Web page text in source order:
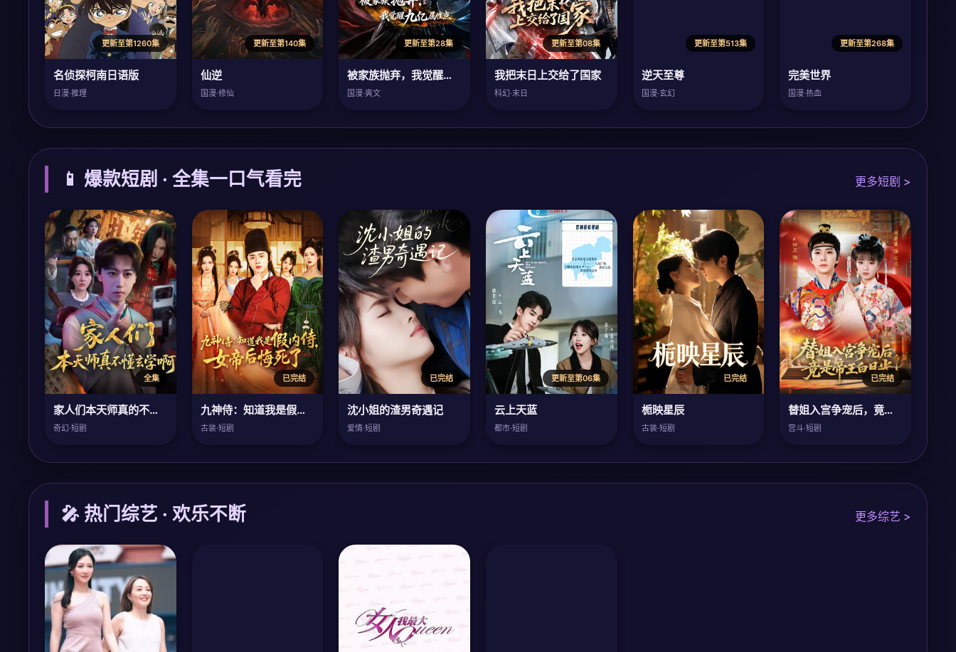
更新至第1260集
名侦探柯南日语版
日漫·推理
更新至第140集
仙逆
国漫·修仙
更新至第28集
被家族抛弃，我觉醒九亿属性点
国漫·爽文
更新至第08集
我把末日上交给了国家
科幻·末日
更新至第513集
逆天至尊
国漫·玄幻
更新至第268集
完美世界
国漫·热血
📱 爆款短剧 · 全集一口气看完 更多短剧 >
全集
家人们本天师真的不懂玄学啊
奇幻·短剧
已完结
九神侍：知道我是假内侍，女帝后悔死了
古装·短剧
已完结
沈小姐的渣男奇遇记
爱情·短剧
更新至第06集
云上天蓝
都市·短剧
已完结
栀映星辰
古装·短剧
已完结
替姐入宫争宠后，竟是帝王白月光
宫斗·短剧
🎤 热门综艺 · 欢乐不断 更多综艺 >